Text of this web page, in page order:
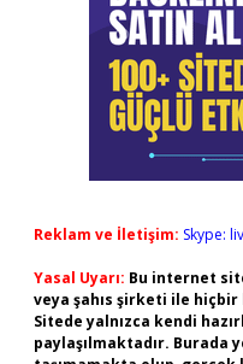
Reklam ve İletişim: Skype:
Yasal Uyarı: Bu internet
veya şahıs şirketi ile hiçbir
Sitede yalnızca kendi
paylaşılmaktadır.